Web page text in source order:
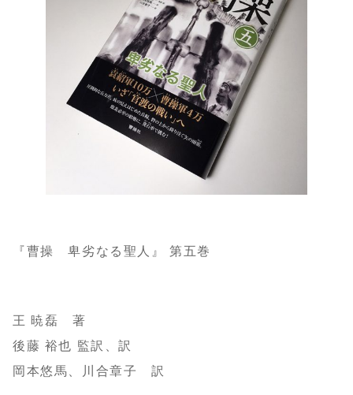
『曹操 卑劣なる聖人』 第五巻
王 暁磊 著
後藤 裕也 監訳、訳
岡本悠馬、川合章子 訳